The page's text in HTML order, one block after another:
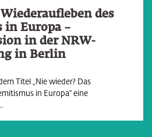
des
Europa –
in der NRW-
in Berlin
Titel „Nie wieder? Das
in Europa” eine